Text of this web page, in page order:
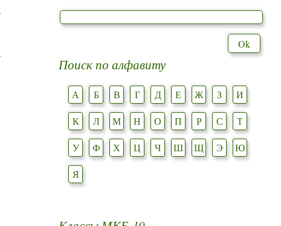
Поиск по алфавиту
А Б В Г Д Е Ж З И
К Л М Н О П Р С Т
У Ф Х Ц Ч Ш Щ Э Ю
Я